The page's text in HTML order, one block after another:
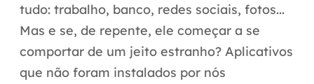
RPA e hiperautomação
AI Day
tudo: trabalho, banco, redes sociais, fotos...
Mas e se, de repente, ele começar a se
comportar de um jeito estranho? Aplicativos
que não foram instalados por nós